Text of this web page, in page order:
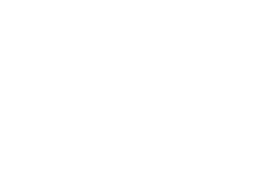
Strand ist definitiv sehenswert.
hier gibt es viele Geschäfte und
Tauchen und Surfen an.
fußläufig vom Strand entfernt.